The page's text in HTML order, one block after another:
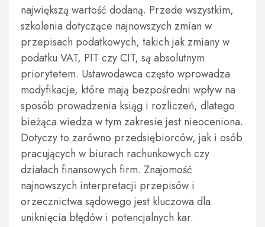
największą wartość dodaną. Przede wszystkim,
szkolenia dotyczące najnowszych zmian w
przepisach podatkowych, takich jak zmiany w
podatku VAT, PIT czy CIT, są absolutnym
priorytetem. Ustawodawca często wprowadza
modyfikacje, które mają bezpośredni wpływ na
sposób prowadzenia ksiąg i rozliczeń, dlatego
bieżąca wiedza w tym zakresie jest nieoceniona.
Dotyczy to zarówno przedsiębiorców, jak i osób
pracujących w biurach rachunkowych czy
działach finansowych firm. Znajomość
najnowszych interpretacji przepisów i
orzecznictwa sądowego jest kluczowa dla
uniknięcia błędów i potencjalnych kar.